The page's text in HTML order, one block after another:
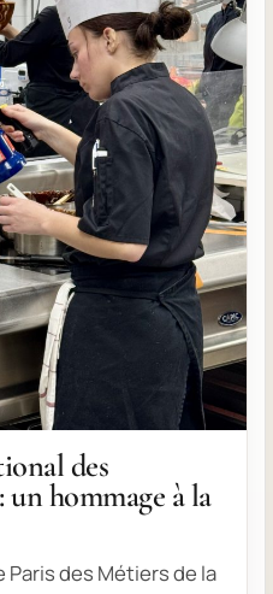
des
hommage à la
Paris des Métiers de la